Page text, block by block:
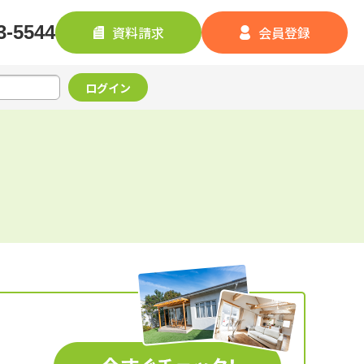
5544 資料請求 会員登録